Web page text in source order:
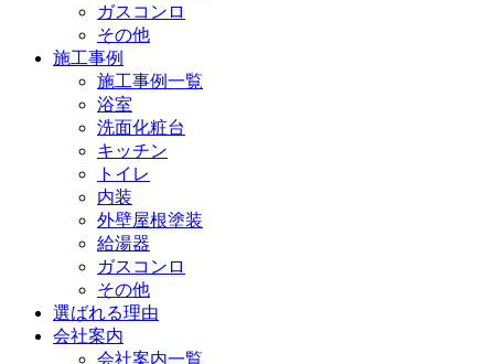
ガスコンロ
その他
施工事例
施工事例一覧
浴室
洗面化粧台
キッチン
トイレ
内装
外壁屋根塗装
給湯器
ガスコンロ
その他
選ばれる理由
会社案内
会社案内一覧